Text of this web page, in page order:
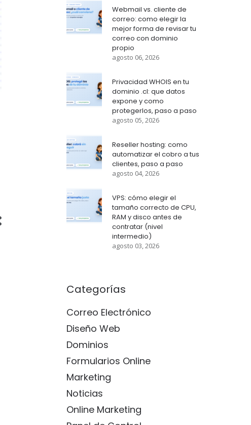
Webmail vs. cliente de
correo: como elegir la
mejor forma de revisar tu
correo con dominio
propio
agosto 06, 2026
Privacidad WHOIS en tu
dominio .cl: que datos
expone y como
protegerlos, paso a paso
agosto 05, 2026
Reseller hosting: como
automatizar el cobro a tus
clientes, paso a paso
agosto 04, 2026
VPS: cómo elegir el
tamaño correcto de CPU,
RAM y disco antes de
contratar (nivel
intermedio)
agosto 03, 2026
Categorías
Correo Electrónico
Diseño Web
Dominios
Formularios Online
Marketing
Noticias
Online Marketing